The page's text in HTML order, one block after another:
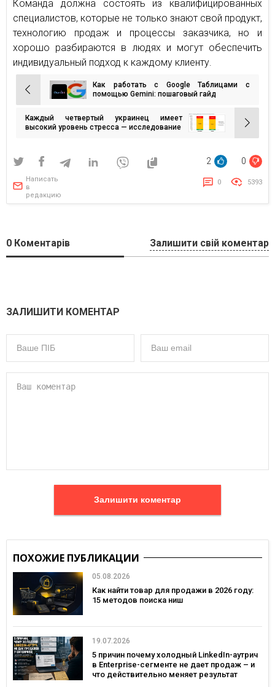
Команда должна состоять из квалифицированных
специалистов, которые не только знают свой продукт,
технологию продаж и процессы заказчика, но и
хорошо разбираются в людях и могут обеспечить
индивидуальный подход к каждому клиенту.
Навигация
по
записям
Как работать с Google Таблицами с
помощью Gemini: пошаговый гайд
Каждый четвертый украинец имеет
высокий уровень стресса — исследование
2 0
Написать
в
редакцию
0 5393
0 Коментарів Залишити свій коментар
ЗАЛИШИТИ КОМЕНТАР
Залишити коментар
ПОХОЖИЕ ПУБЛИКАЦИИ
05.08.2026
Как найти товар для продажи в 2026 году:
15 методов поиска ниш
19.07.2026
5 причин почему холодный LinkedIn-аутрич
в Enterprise-сегменте не дает продаж – и
что действительно меняет результат